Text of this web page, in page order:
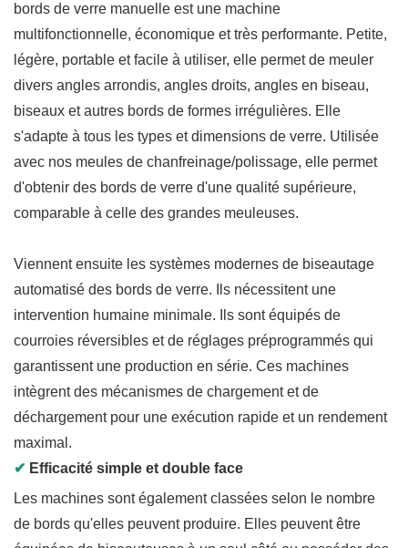
bords de verre manuelle est une machine
multifonctionnelle, économique et très performante. Petite,
légère, portable et facile à utiliser, elle permet de meuler
divers angles arrondis, angles droits, angles en biseau,
biseaux et autres bords de formes irrégulières. Elle
s'adapte à tous les types et dimensions de verre. Utilisée
avec nos meules de chanfreinage/polissage, elle permet
d'obtenir des bords de verre d'une qualité supérieure,
comparable à celle des grandes meuleuses.
Viennent ensuite les systèmes modernes de biseautage
automatisé des bords de verre. Ils nécessitent une
intervention humaine minimale. Ils sont équipés de
courroies réversibles et de réglages préprogrammés qui
garantissent une production en série. Ces machines
intègrent des mécanismes de chargement et de
déchargement pour une exécution rapide et un rendement
maximal.
✔ Efficacité simple et double face
Les machines sont également classées selon le nombre
de bords qu'elles peuvent produire. Elles peuvent être